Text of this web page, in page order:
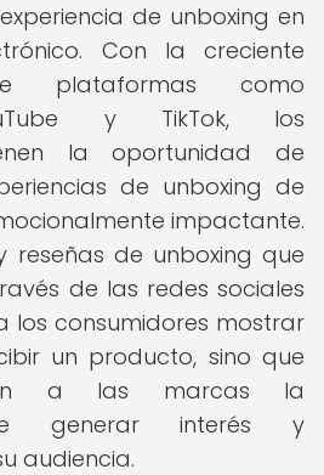
de unboxing en
Con la creciente
plataformas como
y TikTok, los
la oportunidad de
de unboxing de
impactante.
reseñas de unboxing que
de las redes sociales
los consumidores mostrar
un producto, sino que
a las marcas la
generar interés y
audiencia.